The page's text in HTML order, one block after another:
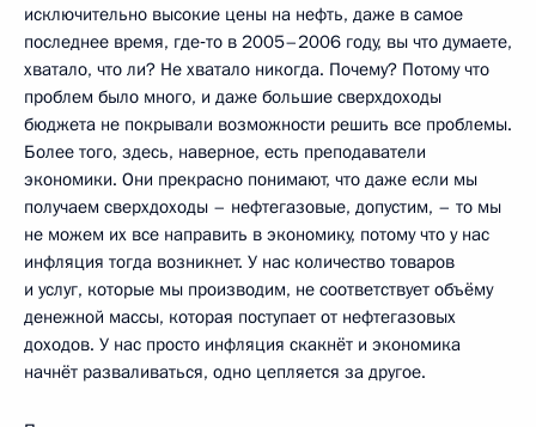
исключительно высокие цены на нефть, даже в самое
последнее время, где‑то в 2005–2006 году, вы что думаете,
хватало, что ли? Не хватало никогда. Почему? Потому что
проблем было много, и даже большие сверхдоходы
бюджета не покрывали возможности решить все проблемы.
Более того, здесь, наверное, есть преподаватели
экономики. Они прекрасно понимают, что даже если мы
получаем сверхдоходы – нефтегазовые, допустим, – то мы
не можем их все направить в экономику, потому что у нас
инфляция тогда возникнет. У нас количество товаров
и услуг, которые мы производим, не соответствует объёму
денежной массы, которая поступает от нефтегазовых
доходов. У нас просто инфляция скакнёт и экономика
начнёт разваливаться, одно цепляется за другое.